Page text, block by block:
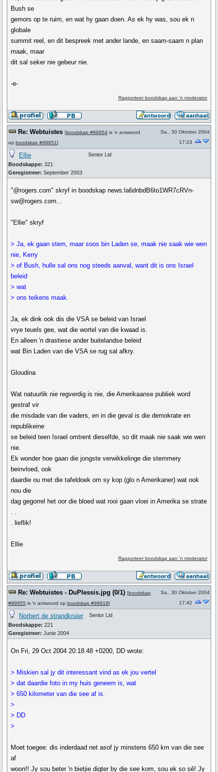
Bush se
gemors op te ruim, en wat hy gaan doen. As ek hy was, sou ek n
globale
summit reel, en dit bespreek met ander lande, en saam-saam n plan
maak, maar
dit sal seker nie gebeur nie.
-e-
Rapporteer boodskap aan 'n moderator
Re: Webtuistes [boodskap #99954 is 'n antwoord
op boodskap #99951]
Sa., 30 Oktober 2004
17:23
Ellie
Boodskappe: 321
Geregistreer: September 2003
Senior Lid
"@rogers.com" skryf in boodskap news:la6dnbdB6to1WR7cRVn-
sw@rogers.com...
"Ellie" skryf
> Ja, ek gaan stem, maar soos bin Laden se, maak nie saak wie wen
nie, Kerry
> of Bush, hulle sal ons nog steeds aanval, want dit is ons Israel
beleid
> wat
> ons teikens maak.
Ja, ek dink ook dis die VSA se beleid van Israel
vrye teuels gee, wat die wortel van die kwaad is.
En alleen 'n drastiese ander buitelandse beleid
wat Bin Laden van die VSA se rug sal afkry.
Gloudina
Wat natuurlik nie regverdig is nie, die Amerikaanse publiek word
gestraf vir
die misdade van die vaders, en in die geval is die demokrate en
republikeine
se beleid teen Israel omtrent dieselfde, so dit maak nie saak wie wen
nie.
Ek wonder hoe gaan die jongste verwikkelinge die stemmery
beinvloed, ook
daardie ou met die tafeldoek om sy kop (glo n Amerikaner) wat ook
nou die
dag gegorrel het oor die bloed wat rooi gaan vloei in Amerika se strate
. .
. lieflik!
Ellie
Rapporteer boodskap aan 'n moderator
Re: Webtuistes - DuPlessis.jpg (0/1) [boodskap
#99955 is 'n antwoord op boodskap #99919]
Sa., 30 Oktober 2004
17:42
Norbert de strandkruier
Boodskappe: 221
Geregistreer: Junie 2004
Senior Lid
On Fri, 29 Oct 2004 20:18:48 +0200, DD wrote:
> Miskien sal jy dit interessant vind as ek jou vertel
> dat daardie foto in my huis geneem is, wat
> 650 kilometer van die see af is.
>
> DD
>
Moet toegee: dis inderdaad net asof jy minstens 650 km van die see
af
woon!! Jy sou beter 'n bietjie digter by die see kom, sou ek so sê! Jy